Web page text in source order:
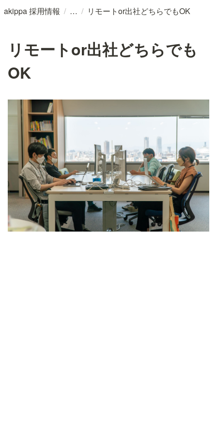
akippa 採用情報 / / リモートor出社どちらでもOK
リモートor出社どちらでも
OK